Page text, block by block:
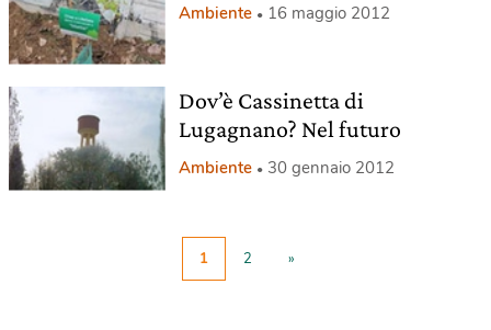
Ambiente 16 maggio 2012
Dov’è Cassinetta di
Lugagnano? Nel futuro
Ambiente 30 gennaio 2012
1 2 »